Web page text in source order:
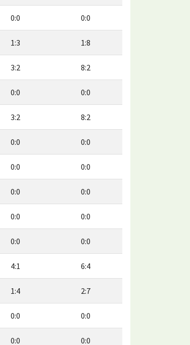
0:0 0:0
1:3 1:8
3:2 8:2
0:0 0:0
3:2 8:2
0:0 0:0
0:0 0:0
0:0 0:0
0:0 0:0
0:0 0:0
4:1 6:4
1:4 2:7
0:0 0:0
0:0 0:0